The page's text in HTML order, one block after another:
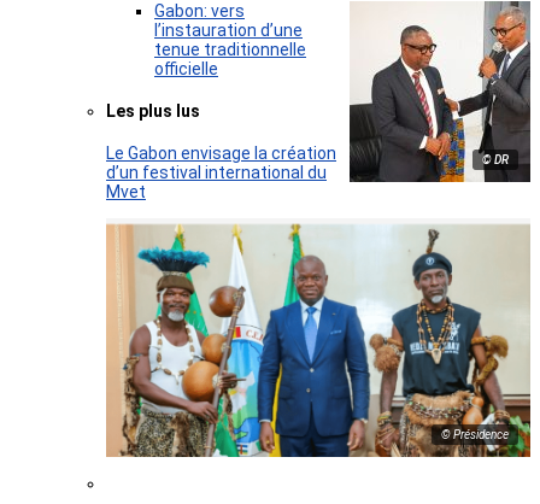
© DR
Gabon: vers
l’instauration d’une
tenue traditionnelle
officielle
Les plus lus
Le Gabon envisage la création
d’un festival international du
Mvet
© Présidence